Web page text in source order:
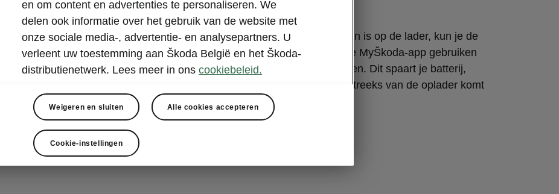
opladen
Wanneer je auto aangesloten is op de lader, kun je de
klimaatregelingsfunctie in de MyŠkoda-app gebruiken
om het interieur te verwarmen. Dit spaart je batterij,
aangezien de stroom rechtstreeks van de oplader komt
en niet van de batterij zelf.
en om content en advertenties te personaliseren. We
delen ook informatie over het gebruik van de website met
onze sociale media-, advertentie- en analysepartners. U
verleent uw toestemming aan Škoda België en het Škoda-
distributienetwerk. Lees meer in ons cookiebeleid.
Weigeren en sluiten Alle cookies accepteren
Cookie-instellingen